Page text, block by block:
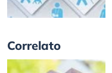
Correlato